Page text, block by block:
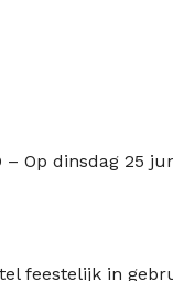
– Op dinsdag 25
feestelijk in